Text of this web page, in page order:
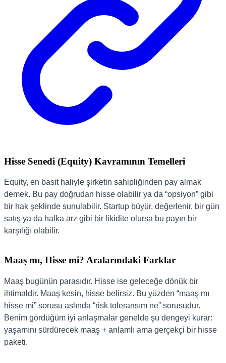
Hisse Senedi (Equity) Kavramının Temelleri
Equity, en basit haliyle şirketin sahipliğinden pay almak
demek. Bu pay doğrudan hisse olabilir ya da “opsiyon” gibi
bir hak şeklinde sunulabilir. Startup büyür, değerlenir, bir gün
satış ya da halka arz gibi bir likidite olursa bu payın bir
karşılığı olabilir.
Maaş mı, Hisse mi? Aralarındaki Farklar
Maaş bugünün parasıdır. Hisse ise geleceğe dönük bir
ihtimaldir. Maaş kesin, hisse belirsiz. Bu yüzden “maaş mı
hisse mi” sorusu aslında “risk toleransım ne” sorusudur.
Benim gördüğüm iyi anlaşmalar genelde şu dengeyi kurar:
yaşamını sürdürecek maaş + anlamlı ama gerçekçi bir hisse
paketi.